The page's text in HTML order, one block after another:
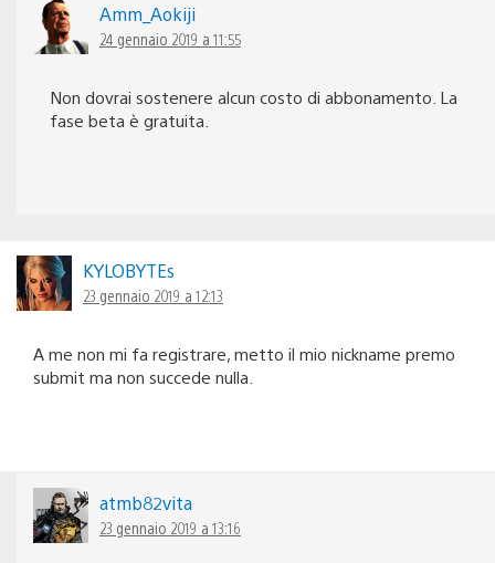
Amm_Aokiji
24 gennaio 2019 a 11:55
Non dovrai sostenere alcun costo di abbonamento. La
fase beta è gratuita.
KYLOBYTEs
23 gennaio 2019 a 12:13
A me non mi fa registrare, metto il mio nickname premo
submit ma non succede nulla.
atmb82vita
23 gennaio 2019 a 13:16